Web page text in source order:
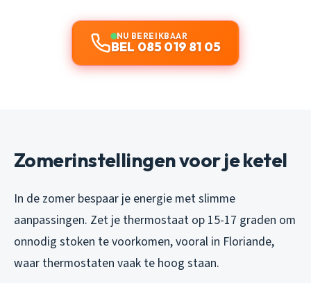
NU BEREIKBAAR
BEL 085 019 81 05
Zomerinstellingen voor je ketel
In de zomer bespaar je energie met slimme
aanpassingen. Zet je thermostaat op 15-17 graden om
onnodig stoken te voorkomen, vooral in Floriande,
waar thermostaten vaak te hoog staan.